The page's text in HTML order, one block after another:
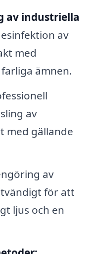
av industriella
av
med
ämnen.
av
med gällande
av
för att
ljus och en